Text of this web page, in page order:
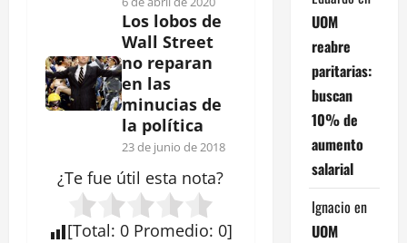
Los lobos de
Wall Street
no reparan
en las
minucias de
la política
23 de junio de 2018
¿Te fue útil esta nota?
[Total: 0 Promedio: 0]
UOM
reabre
paritarias:
buscan
10% de
aumento
salarial
Ignacio en
UOM